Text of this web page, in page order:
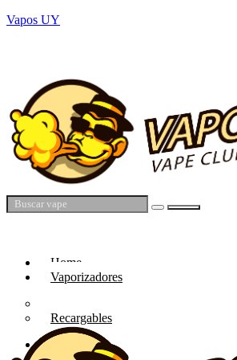
Vapos UY
Home
Vaporizadores
Recargables